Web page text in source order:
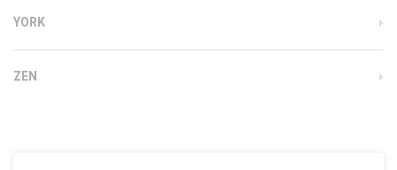
YORK
ZEN